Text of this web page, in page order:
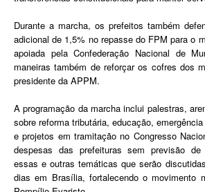
Durante a marcha, os prefeitos também
adicional de 1,5% no repasse do FPM para o
apoiada pelaConfederação Nacional de
maneiras também de reforçar os cofres dos
presidente da APPM.
A programação da marcha inclui palestras,
sobre reforma tributária, educação,
e projetos em tramitação no Congresso
despesas das prefeituras sem previsão
essas e outras temáticas que serão
dias em Brasília, fortalecendo o movimento